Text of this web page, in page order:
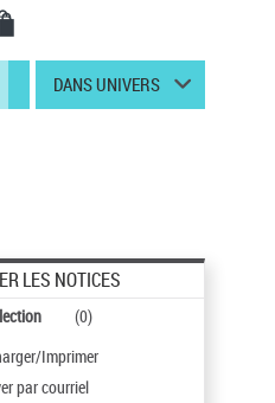
DANS UNIVERS
LES NOTICES
(0)
Imprimer
par courriel